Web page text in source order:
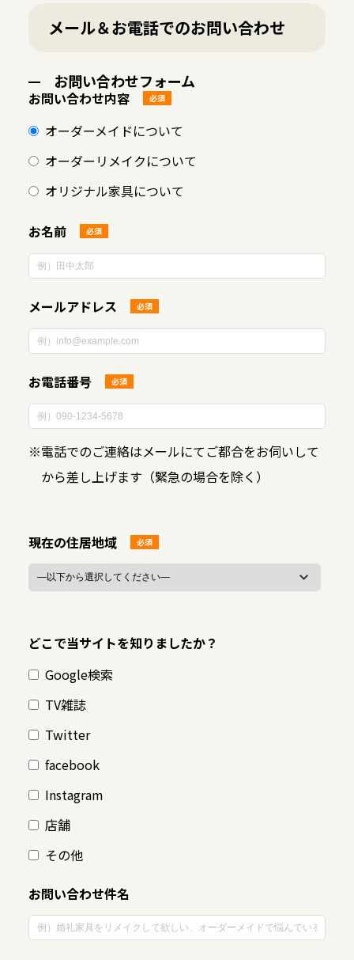
メール＆お電話でのお問い合わせ
お問い合わせフォーム
お問い合わせ内容 必須
オーダーメイドについて
オーダーリメイクについて
オリジナル家具について
お名前 必須
メールアドレス 必須
お電話番号 必須
※電話でのご連絡はメールにてご都合をお伺いして
から差し上げます（緊急の場合を除く）
現在の住居地域 必須
どこで当サイトを知りましたか？
Google検索
TV雑誌
Twitter
facebook
Instagram
店舗
その他
お問い合わせ件名